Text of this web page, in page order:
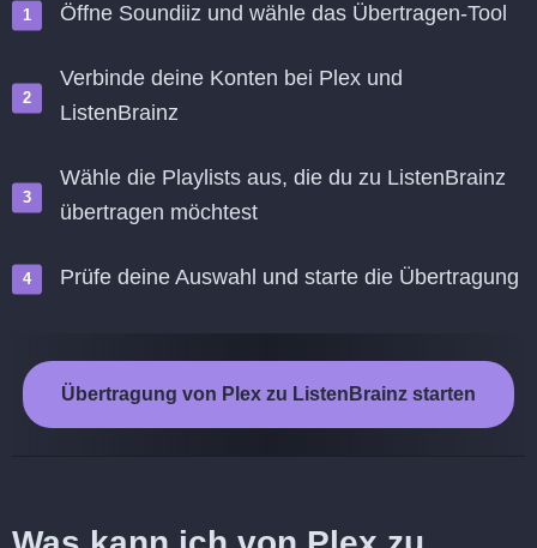
Öffne Soundiiz und wähle das Übertragen-Tool
Verbinde deine Konten bei Plex und
ListenBrainz
Wähle die Playlists aus, die du zu ListenBrainz
übertragen möchtest
Prüfe deine Auswahl und starte die Übertragung
Übertragung von Plex zu ListenBrainz starten